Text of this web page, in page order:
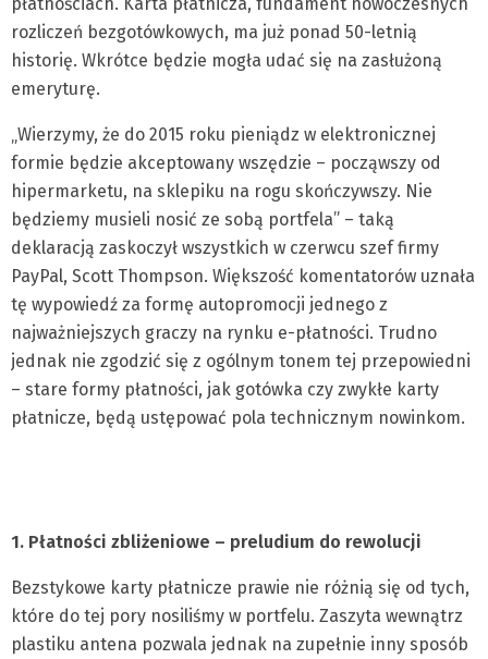
rozliczeń bezgotówkowych, ma już ponad 50-letnią
historię. Wkrótce będzie mogła udać się na zasłużoną
emeryturę.
„Wierzymy, że do 2015 roku pieniądz w elektronicznej
formie będzie akceptowany wszędzie – począwszy od
hipermarketu, na sklepiku na rogu skończywszy. Nie
będziemy musieli nosić ze sobą portfela” – taką
deklaracją zaskoczył wszystkich w czerwcu szef firmy
PayPal, Scott Thompson. Większość komentatorów uznała
tę wypowiedź za formę autopromocji jednego z
najważniejszych graczy na rynku e-płatności. Trudno
jednak nie zgodzić się z ogólnym tonem tej przepowiedni
– stare formy płatności, jak gotówka czy zwykłe karty
płatnicze, będą ustępować pola technicznym nowinkom.
1. Płatności zbliżeniowe – preludium do rewolucji
Bezstykowe karty płatnicze prawie nie różnią się od tych,
które do tej pory nosiliśmy w portfelu. Zaszyta wewnątrz
plastiku antena pozwala jednak na zupełnie inny sposób